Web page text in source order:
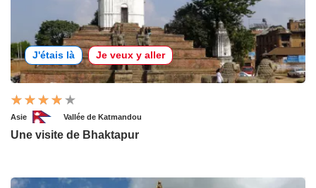
J'étais là Je veux y aller
Asie Vallée de Katmandou
Une visite de Bhaktapur